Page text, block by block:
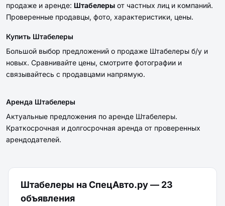
продаже и аренде: Штабелеры от частных лиц и компаний.
Проверенные продавцы, фото, характеристики, цены.
Купить Штабелеры
Большой выбор предложений о продаже Штабелеры б/у и
новых. Сравнивайте цены, смотрите фотографии и
связывайтесь с продавцами напрямую.
Аренда Штабелеры
Актуальные предложения по аренде Штабелеры.
Краткосрочная и долгосрочная аренда от проверенных
арендодателей.
Штабелеры на СпецАвто.ру — 23
объявления